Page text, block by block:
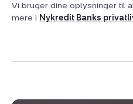
Vi bruger dine oplysninger til
mere i Nykredit Banks